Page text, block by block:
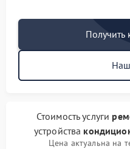
Получить
Стоимость услуги
устройства
Цена актуальна на